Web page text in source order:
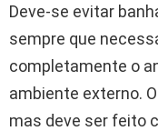
Deve-se evitar
sempre que
completamente o
ambiente externo.
mas deve ser feito